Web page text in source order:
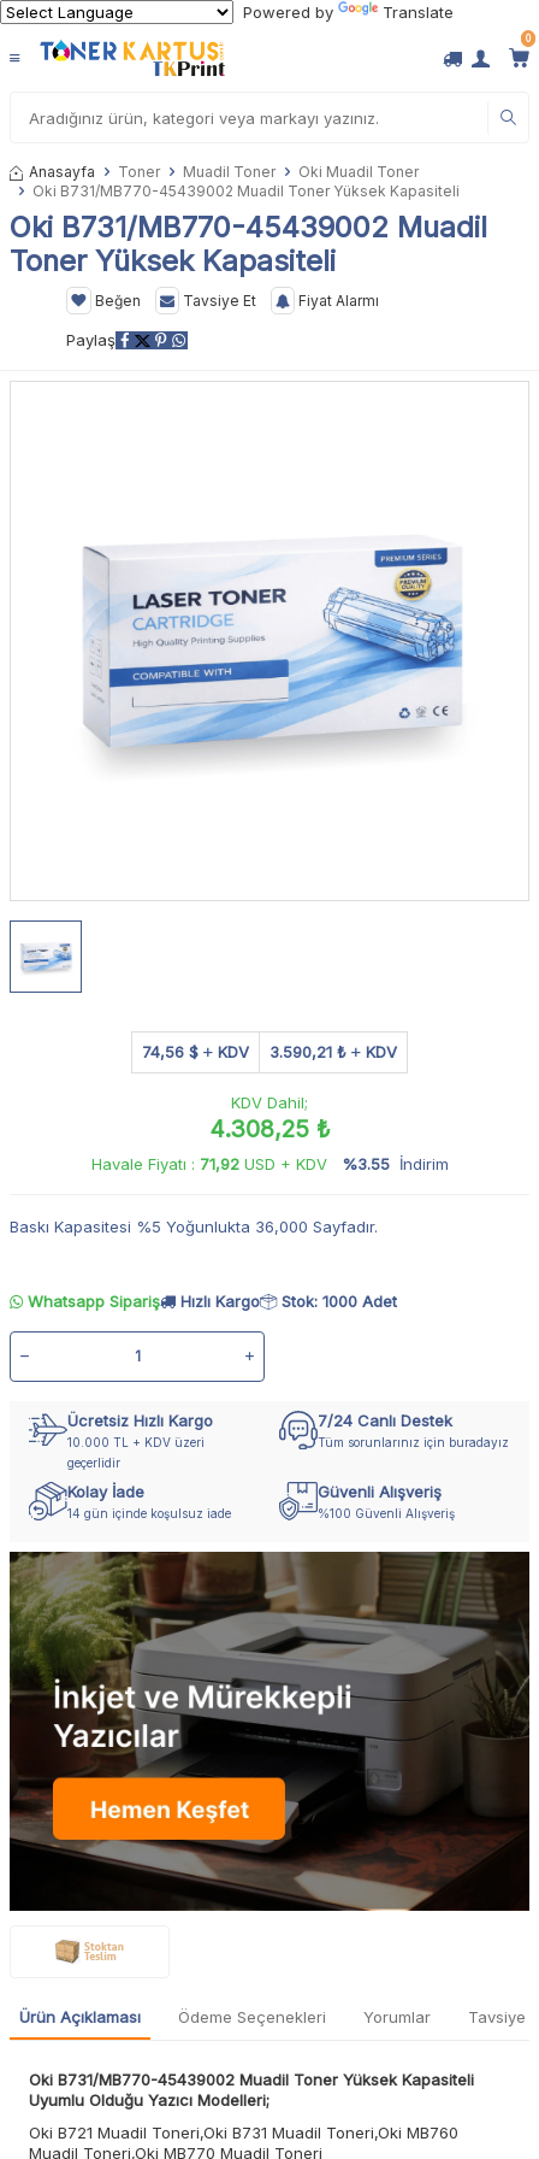
Powered by Translate
0
Anasayfa Toner Muadil Toner
Oki Muadil Toner
Oki B731/MB770-45439002 Muadil Toner Yüksek Kapasiteli
Oki B731/MB770-45439002 Muadil
Toner Yüksek Kapasiteli
Beğen Tavsiye Et Fiyat Alarmı
Paylaş
74,56 $ KDV 3.590,21 ₺ KDV
KDV Dahil;
4.308,25 ₺
Havale Fiyatı : 71,92USD + KDV %3.55 İndirim
Baskı Kapasitesi %5 Yoğunlukta 36,000 Sayfadır.
Whatsapp Sipariş Hızlı Kargo Stok: 1000 Adet
Ücretsiz Hızlı Kargo
10.000 TL + KDV üzeri
geçerlidir
7/24 Canlı Destek
Tüm sorunlarınız için buradayız
Kolay İade
14 gün içinde koşulsuz iade
Güvenli Alışveriş
%100 Güvenli Alışveriş
Ürün Açıklaması Ödeme Seçenekleri Yorumlar Tavsiye
Oki B731/MB770-45439002 Muadil Toner Yüksek Kapasiteli
Uyumlu Olduğu Yazıcı Modelleri;
Oki B721 Muadil Toneri,Oki B731 Muadil Toneri,Oki MB760
Muadil Toneri,Oki MB770 Muadil Toneri